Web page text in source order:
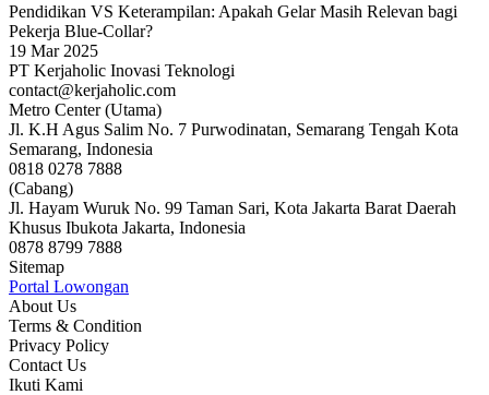
Pendidikan VS Keterampilan: Apakah Gelar Masih Relevan bagi
Pekerja Blue-Collar?
19 Mar 2025
PT Kerjaholic Inovasi Teknologi
contact@kerjaholic.com
Metro Center (Utama)
Jl. K.H Agus Salim No. 7 Purwodinatan, Semarang Tengah Kota
Semarang, Indonesia
0818 0278 7888
(Cabang)
Jl. Hayam Wuruk No. 99 Taman Sari, Kota Jakarta Barat Daerah
Khusus Ibukota Jakarta, Indonesia
0878 8799 7888
Sitemap
Portal Lowongan
About Us
Terms & Condition
Privacy Policy
Contact Us
Ikuti Kami